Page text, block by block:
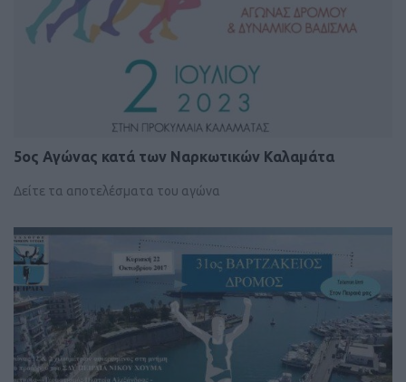
5ος Αγώνας κατά των Ναρκωτικών Καλαμάτα
Δείτε τα αποτελέσματα του αγώνα